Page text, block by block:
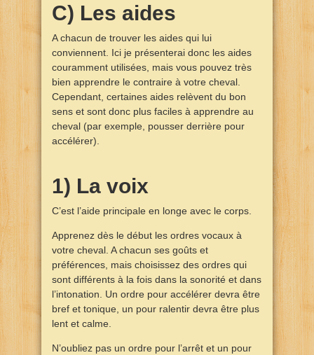
C) Les aides
A chacun de trouver les aides qui lui
conviennent. Ici je présenterai donc les aides
couramment utilisées, mais vous pouvez très
bien apprendre le contraire à votre cheval.
Cependant, certaines aides relèvent du bon
sens et sont donc plus faciles à apprendre au
cheval (par exemple, pousser derrière pour
accélérer).
1) La voix
C’est l’aide principale en longe avec le corps.
Apprenez dès le début les ordres vocaux à
votre cheval. A chacun ses goûts et
préférences, mais choisissez des ordres qui
sont différents à la fois dans la sonorité et dans
l’intonation. Un ordre pour accélérer devra être
bref et tonique, un pour ralentir devra être plus
lent et calme.
N’oubliez pas un ordre pour l’arrêt et un pour